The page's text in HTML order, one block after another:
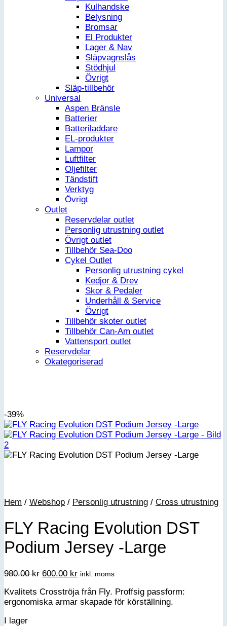
Kulhandske
Belysning
Bromsar
El Produkter
Lager & Nav
Släpvagnslås
Stödhjul
Övrigt
Släp-tillbehör
Universal
Aspen Bränsle
Batterier
Batteriladdare
EL-produkter
Lampor
Luftfilter
Oljefilter
Tändstift
Verktyg
Övrigt
Outlet
Reservdelar outlet
Personlig utrustning outlet
Övrigt outlet
Tillbehör Sea-Doo
Cykel Outlet
Personlig utrustning cykel
Kedjor & Drev
Skor & Pedaler
Underhåll & Service
Övrigt
Tillbehör skoter outlet
Tillbehör Can-Am outlet
Vattensport outlet
Reservdelar
Okategoriserad
-39%
Hem / Webshop / Personlig utrustning / Cross utrustning
FLY Racing Evolution DST
Podium Jersey -Large
980.00kr Det
priset
var:
600.00 krDet
priset
är:
inkl. moms
Kvalitets Crosströja från Fly. Proffsig passform:
ergonomiska armar skapade för körställning.
I lager